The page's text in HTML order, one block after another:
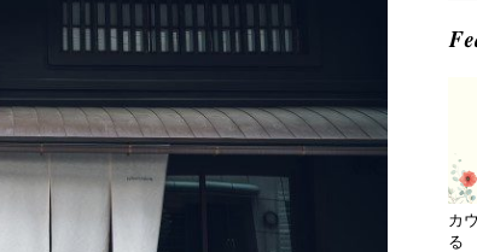
カ
る